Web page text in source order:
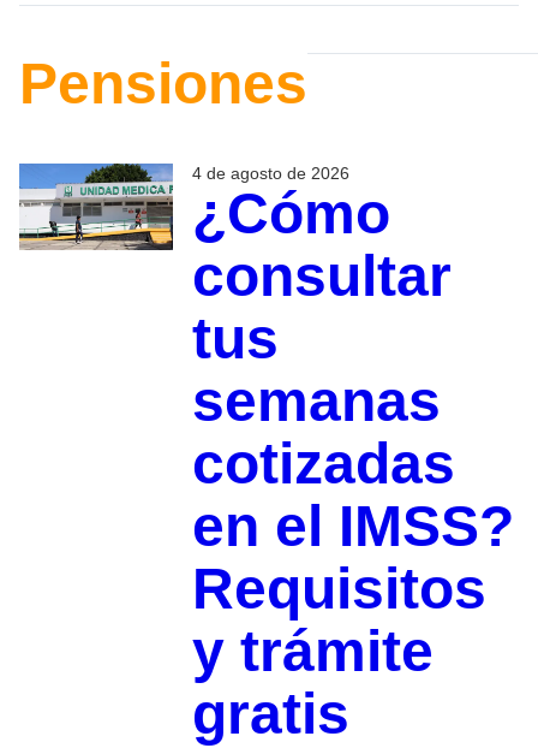
Pensiones
4 de agosto de 2026
¿Cómo
consultar
tus
semanas
cotizadas
en el IMSS?
Requisitos
y trámite
gratis